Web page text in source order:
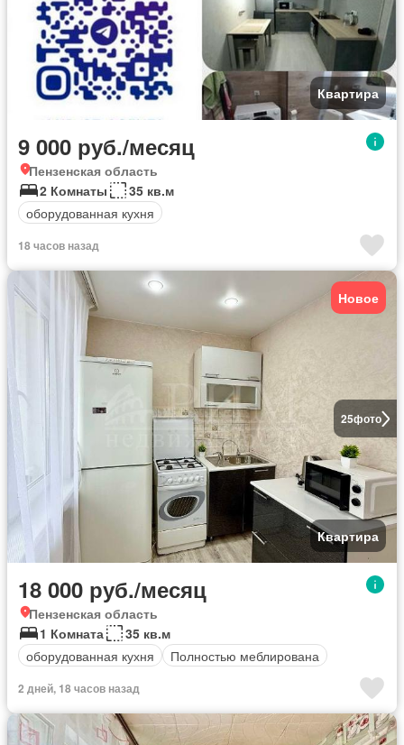
Квартира
9 000 руб./месяц
Пензенская область
2 Комнаты
35 кв.м
оборудованная кухня
18 часов назад
25фото
Новое
Квартира
18 000 руб./месяц
Пензенская область
1 Комната
35 кв.м
оборудованная кухня
Полностью меблирована
2 дней, 18 часов назад